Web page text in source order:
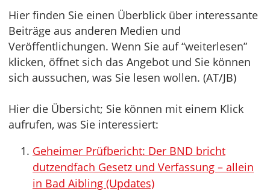
Hier finden Sie einen Überblick über interessante
Beiträge aus anderen Medien und
Veröffentlichungen. Wenn Sie auf “weiterlesen”
klicken, öffnet sich das Angebot und Sie können
sich aussuchen, was Sie lesen wollen. (AT/JB)
Hier die Übersicht; Sie können mit einem Klick
aufrufen, was Sie interessiert:
Geheimer Prüfbericht: Der BND bricht
dutzendfach Gesetz und Verfassung – allein
in Bad Aibling (Updates)